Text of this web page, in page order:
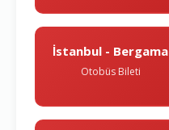
İstanbul - Bergama
Otobüs Bileti